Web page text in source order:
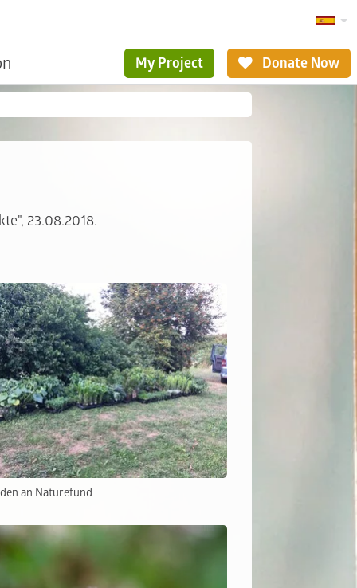
My Project Donate Now
23.08.2018.
an Naturefund